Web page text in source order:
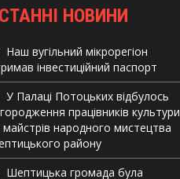
НОВИНИ
Наш вугільний мікрорегіон
інвеcтиційний паспорт
У Палаці Потоцьких відбулось
працівників культури
майстрів народного мистецтва
району
Шептицька громада була